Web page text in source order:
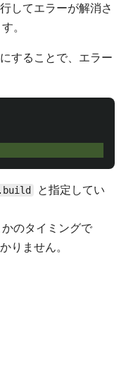
してエラーが解消さ
。
することで、エラー
と指定してい
のタイミングで
りません。